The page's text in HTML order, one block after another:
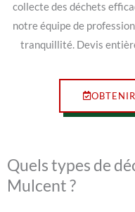
collecte des déchets
notre équipe de
tranquillité. Devis
Quels types de
Mulcent ?